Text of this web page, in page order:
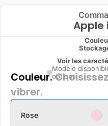
Apple
Voir les
Modèle
options
Couleur.
vibrer.
Rose